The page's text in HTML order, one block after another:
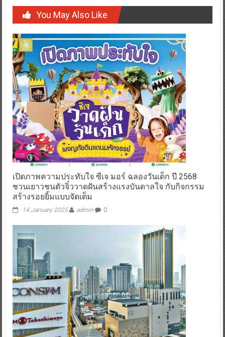
You May Also Like
เปิดภาพความประทับใจ ซีเจ มอร์ ฉลองวันเด็ก ปี 2568
ชวนเยาวชนตัวจิ๋ววาดฝันสร้างแรงบันดาลใจ กับกิจกรรม
สร้างรอยยิ้มแบบจัดเต็ม
14 January 2025 admin 0